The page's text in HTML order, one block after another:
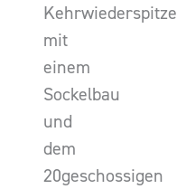
Kehrwiederspitze
mit
einem
Sockelbau
und
dem
20geschossigen